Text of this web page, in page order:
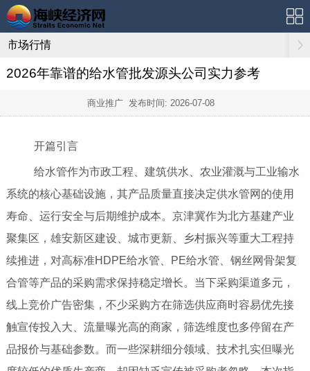
市场行情
2026年靠谱的给水管批发源头公司实力参考
商业推广 发布时间: 2026-07-08
开篇引言
给水管作为市政工程、建筑供水、农业灌溉与工业输水
系统的核心基础设施，其产品质量直接决定供水管网的使用
寿命、运行安全与后期维护成本。京津冀作为北方基建产业
聚集区，雄安新区建设、城市更新、乡村振兴等重大工程持
续推进，对高标准HDPE给水管、PE给水管、钢丝网骨架复
合管等产品的采购需求保持稳定增长。当下采购渠道多元，
线上竞价广告密集，不少采购方在筛选供应商时容易优先接
触宣传投入大、流量曝光高的商家，筛选维度也多停留在产
品报价与基础参数。而一些深耕细分领域、技术扎实但曝光